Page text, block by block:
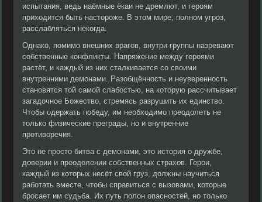
испытания, ведь наёмные ёкаи не дремлют, и героям
приходится быть настороже. В этом мире, полном угроз,
расслабляться некогда.
Однако, помимо внешних врагов, внутри группы назревают
собственные конфликты. Напряжение между героями
растёт, и каждый из них сталкивается со своими
внутренними демонами. Разобщённость и неуверенность
становятся той самой слабостью, на которую рассчитывает
загадочное Божество, стремясь разрушить их единство.
Чтобы одержать победу, им необходимо преодолеть не
только физические преграды, но и внутренние
противоречия.
Это не просто битва с демонами, это история о дружбе,
доверии и преодолении собственных страхов. Герои,
каждый из которых несёт свой груз, должны научиться
работать вместе, чтобы справиться с вызовами, которые
бросает им судьба. Их путь полон опасностей, но только